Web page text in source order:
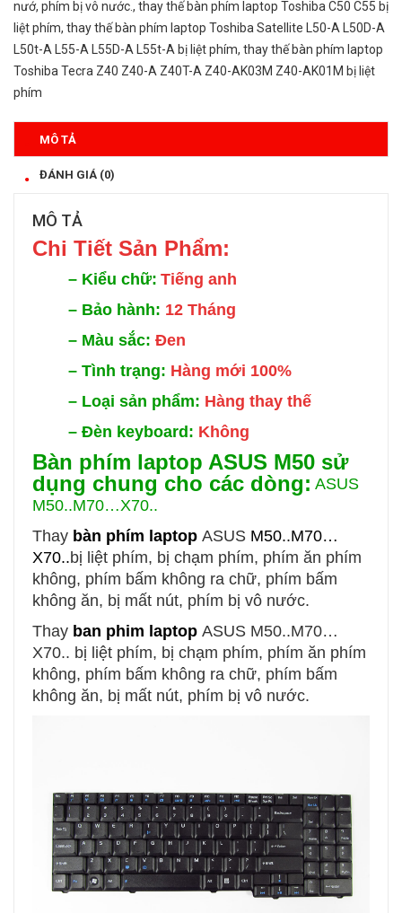
nướ, phím bị vô nước., thay thế bàn phím laptop Toshiba C50 C55 bị
liệt phím, thay thế bàn phím laptop Toshiba Satellite L50-A L50D-A
L50t-A L55-A L55D-A L55t-A bị liệt phím, thay thế bàn phím laptop
Toshiba Tecra Z40 Z40-A Z40T-A Z40-AK03M Z40-AK01M bị liệt
phím
MÔ TẢ
ĐÁNH GIÁ (0)
MÔ TẢ
Chi Tiết Sản Phẩm:
– Kiểu chữ: Tiếng anh
– Bảo hành: 12 Tháng
– Màu sắc: Đen
– Tình trạng: Hàng mới 100%
– Loại sản phẩm: Hàng thay thế
– Đèn keyboard: Không
Bàn phím laptop ASUS M50 sử
dụng chung cho các dòng: ASUS
M50..M70…X70..
Thay bàn phím laptop ASUS M50..M70…
X70..bị liệt phím, bị chạm phím, phím ăn phím
không, phím bấm không ra chữ, phím bấm
không ăn, bị mất nút, phím bị vô nước.
Thay ban phim laptop ASUS M50..M70…
X70.. bị liệt phím, bị chạm phím, phím ăn phím
không, phím bấm không ra chữ, phím bấm
không ăn, bị mất nút, phím bị vô nước.